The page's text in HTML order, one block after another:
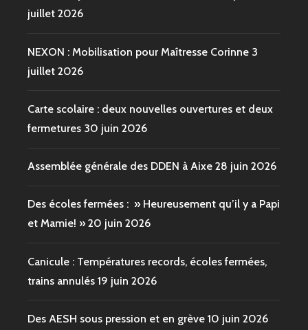
juillet 2026
NEXON : Mobilisation pour Maîtresse Corinne 3
juillet 2026
Carte scolaire : deux nouvelles ouvertures et deux
fermetures 30 juin 2026
Assemblée générale des DDEN à Aixe 28 juin 2026
Des écoles fermées : » Heureusement qu’il y a Papi
et Mamie! » 20 juin 2026
Canicule : Températures records, écoles fermées,
trains annulés 19 juin 2026
Des AESH sous pression et en grève 10 juin 2026